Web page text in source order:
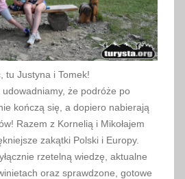
tu Justyna i Tomek!
że podróże po
kończą się, a dopiero nabierają
Razem z Kornelią i Mikołajem
zakątki Polski i Europy.
rzetelną wiedzę, aktualne
oraz sprawdzone, gotowe